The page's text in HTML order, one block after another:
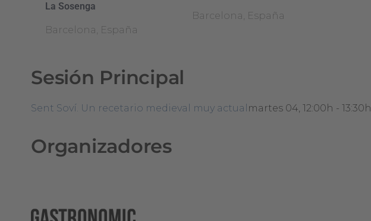
La Sosenga
Barcelona, España
Barcelona, España
Sesión Principal
Sent Soví. Un recetario medieval muy actual martes 04, 12:00h - 13:30h
Organizadores